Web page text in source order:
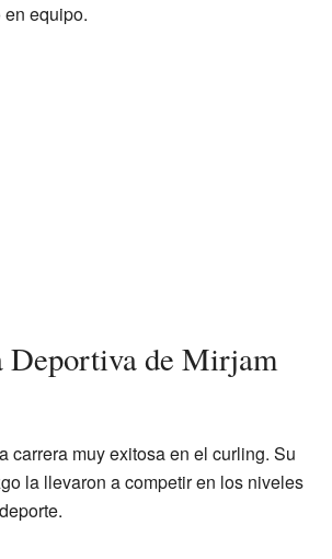
equipo.
Deportiva de Mirjam
carrera muy exitosa en el curling. Su
la llevaron a competir en los niveles